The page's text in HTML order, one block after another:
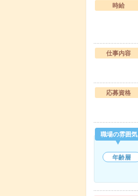
時給
仕事内容
応募資格
職場の雰囲気
年齢層